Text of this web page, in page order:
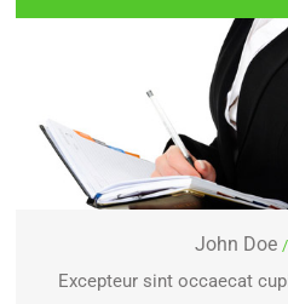
John Doe
Excepteur sint occaecat